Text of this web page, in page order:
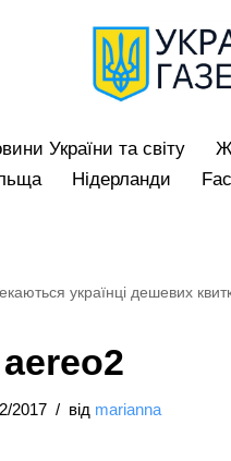
України та світу
Нідерланди
українці дешевих
aereo2
2017 від marianna